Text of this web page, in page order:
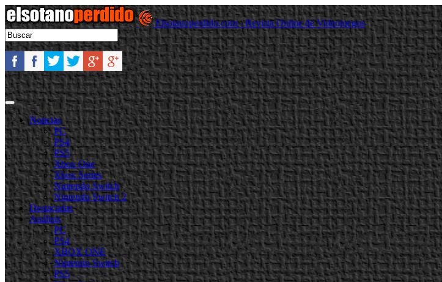
Elsotanoperdido.com - Revista Online de Videojuegos
Noticias
PC
PS4
PS5
Xbox One
Xbox Series
Nintendo Switch
Nintendo Switch 2
Destacadas
Análisis
PC
PS4
XBOX ONE
Nintendo Switch
PS5